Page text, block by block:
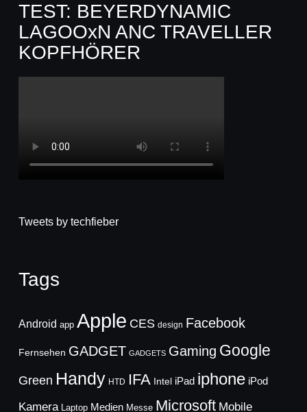
TEST: BEYERDYNAMIC
LAGOOxN ANC TRAVELLER
KOPFHÖRER
Tweets by techfieber
Tags
Android app Apple CES design Facebook
Fernsehen GADGET GADGETS Gaming Google
Green Handy HTD IFA Intel iPad iphone iPod
Kamera Laptop Medien Messe Microsoft Mobile